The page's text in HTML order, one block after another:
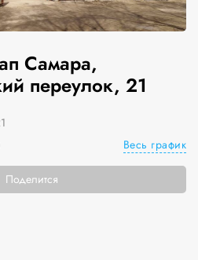
Самара,
переулок, 21
Весь график
Поделится